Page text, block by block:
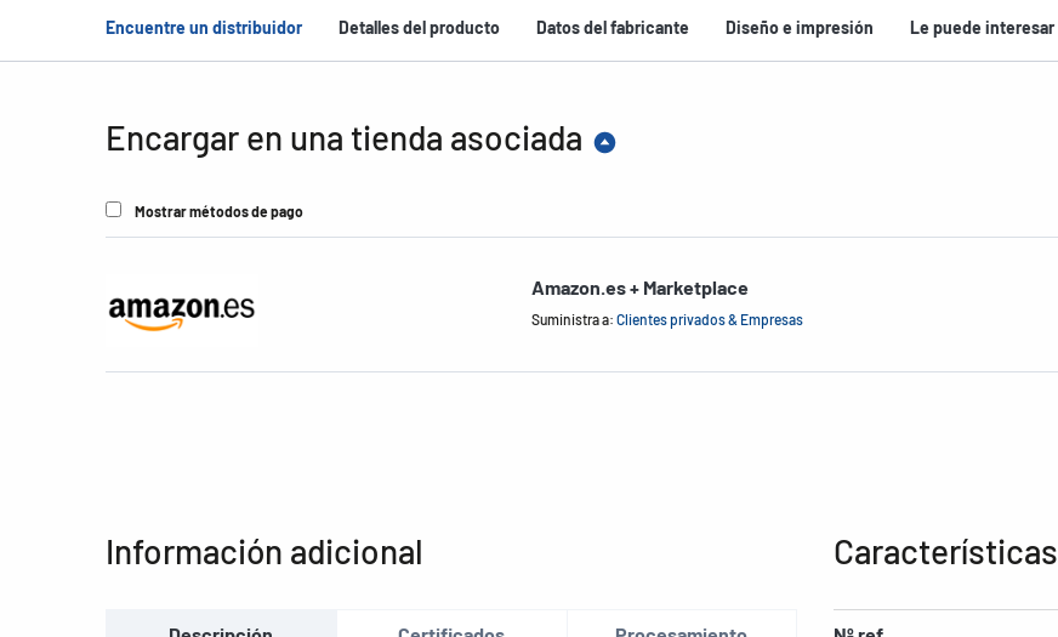
Encuentre un distribuidor Detalles del producto Datos del fabricante Diseño e impresión Le puede interesar
Encargar en una tienda asociada
Mostrar métodos de pago
Amazon.es + Marketplace
Suministra a: Clientes privados & Empresas
Información adicional Características